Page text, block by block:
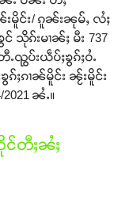
ၼ်းမိူင်း/ ၵူၼ်းၼုမ်ႇ လႆႈ
င် သိုၵ်းမၢၼ်ႈ မီး 737
တီႉၺွပ်းယဵပ်ႈၶွၵ်ႈဝႆႉ
ႈၵၢၼ်မိူင်း ၼႂ်းမိူင်း
ၼႆႉ။
င်တီႈၼႆႈ